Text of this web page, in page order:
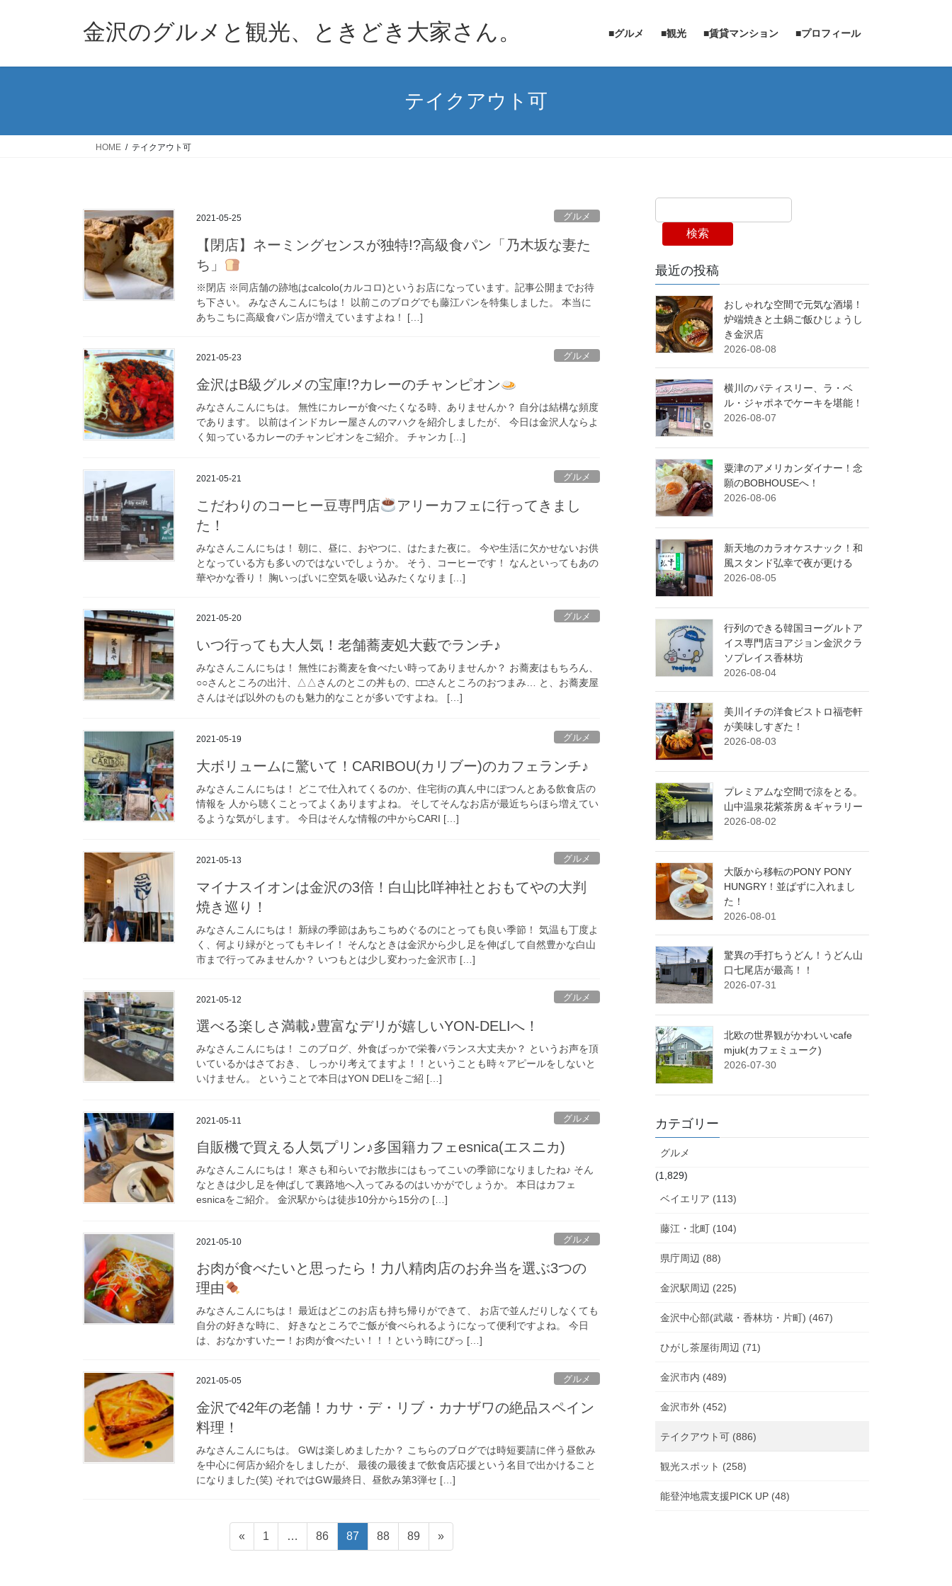
金沢のグルメと観光、ときどき大家さん。 ■グルメ ■観光 ■賃貸マンション ■プロフィール
テイクアウト可
HOME テイクアウト可
2021-05-25 グルメ
【閉店】ネーミングセンスが独特!?高級食パン「乃木坂な妻た
ち」
※閉店 ※同店舗の跡地はcalcolo(カルコロ)というお店になっています。記事公開までお待
ち下さい。 みなさんこんにちは！ 以前このブログでも藤江パンを特集しました。 本当に
あちこちに高級食パン店が増えていますよね！ […]
2021-05-23 グルメ
金沢はB級グルメの宝庫!?カレーのチャンピオン
みなさんこんにちは。 無性にカレーが食べたくなる時、ありませんか？ 自分は結構な頻度
であります。 以前はインドカレー屋さんのマハクを紹介しましたが、 今日は金沢人ならよ
く知っているカレーのチャンピオンをご紹介。 チャンカ […]
2021-05-21 グルメ
こだわりのコーヒー豆専門店
アリーカフェに行ってきまし
た！
みなさんこんにちは！ 朝に、昼に、おやつに、はたまた夜に。 今や生活に欠かせないお供
となっている方も多いのではないでしょうか。 そう、コーヒーです！ なんといってもあの
華やかな香り！ 胸いっぱいに空気を吸い込みたくなりま […]
2021-05-20 グルメ
いつ行っても大人気！老舗蕎麦処大藪でランチ♪
みなさんこんにちは！ 無性にお蕎麦を食べたい時ってありませんか？ お蕎麦はもちろん、
○○さんところの出汁、△△さんのとこの丼もの、□□さんところのおつまみ… と、お蕎麦屋
さんはそば以外のものも魅力的なことが多いですよね。 […]
2021-05-19 グルメ
大ボリュームに驚いて！CARIBOU(カリブー)のカフェランチ♪
みなさんこんにちは！ どこで仕入れてくるのか、住宅街の真ん中にぽつんとある飲食店の
情報を 人から聴くことってよくありますよね。 そしてそんなお店が最近ちらほら増えてい
るような気がします。 今日はそんな情報の中からCARI […]
2021-05-13 グルメ
マイナスイオンは金沢の3倍！白山比咩神社とおもてやの大判
焼き巡り！
みなさんこんにちは！ 新緑の季節はあちこちめぐるのにとっても良い季節！ 気温も丁度よ
く、何より緑がとってもキレイ！ そんなときは金沢から少し足を伸ばして自然豊かな白山
市まで行ってみませんか？ いつもとは少し変わった金沢市 […]
2021-05-12 グルメ
選べる楽しさ満載♪豊富なデリが嬉しいYON-DELIへ！
みなさんこんにちは！ このブログ、外食ばっかで栄養バランス大丈夫か？ というお声を頂
いているかはさておき、 しっかり考えてますよ！！ということも時々アピールをしないと
いけません。 ということで本日はYON DELIをご紹 […]
2021-05-11 グルメ
自販機で買える人気プリン♪多国籍カフェesnica(エスニカ)
みなさんこんにちは！ 寒さも和らいでお散歩にはもってこいの季節になりましたね♪ そん
なときは少し足を伸ばして裏路地へ入ってみるのはいかがでしょうか。 本日はカフェ
esnicaをご紹介。 金沢駅からは徒歩10分から15分の […]
2021-05-10 グルメ
お肉が食べたいと思ったら！力八精肉店のお弁当を選ぶ3つの
理由
みなさんこんにちは！ 最近はどこのお店も持ち帰りができて、 お店で並んだりしなくても
自分の好きな時に、 好きなところでご飯が食べられるようになって便利ですよね。 今日
は、おなかすいたー！お肉が食べたい！！！という時にぴっ […]
2021-05-05 グルメ
金沢で42年の老舗！カサ・デ・リブ・カナザワの絶品スペイン
料理！
みなさんこんにちは。 GWは楽しめましたか？ こちらのブログでは時短要請に伴う昼飲み
を中心に何店か紹介をしましたが、 最後の最後まで飲食店応援という名目で出かけること
になりました(笑) それではGW最終日、昼飲み第3弾セ […]
«
固
定
1 …
固
定
86
固
定
87
固
定
88
固
定
89 »
検索
最近の投稿
おしゃれな空間で元気な酒場！
炉端焼きと土鍋ご飯ひじょうし
き金沢店
2026-08-08
横川のパティスリー、ラ・ベ
ル・ジャポネでケーキを堪能！
2026-08-07
粟津のアメリカンダイナー！念
願のBOBHOUSEへ！
2026-08-06
新天地のカラオケスナック！和
風スタンド弘幸で夜が更ける
2026-08-05
行列のできる韓国ヨーグルトア
イス専門店ヨアジョン金沢クラ
ソプレイス香林坊
2026-08-04
美川イチの洋食ビストロ福壱軒
が美味しすぎた！
2026-08-03
プレミアムな空間で涼をとる。
山中温泉花紫茶房＆ギャラリー
2026-08-02
大阪から移転のPONY PONY
HUNGRY！並ばずに入れまし
た！
2026-08-01
驚異の手打ちうどん！うどん山
口七尾店が最高！！
2026-07-31
北欧の世界観がかわいいcafe
mjuk(カフェミューク)
2026-07-30
カテゴリー
グルメ
(1,829)
ベイエリア (113)
藤江・北町 (104)
県庁周辺 (88)
金沢駅周辺 (225)
金沢中心部(武蔵・香林坊・片町) (467)
ひがし茶屋街周辺 (71)
金沢市内 (489)
金沢市外 (452)
テイクアウト可 (886)
観光スポット (258)
能登沖地震支援PICK UP (48)